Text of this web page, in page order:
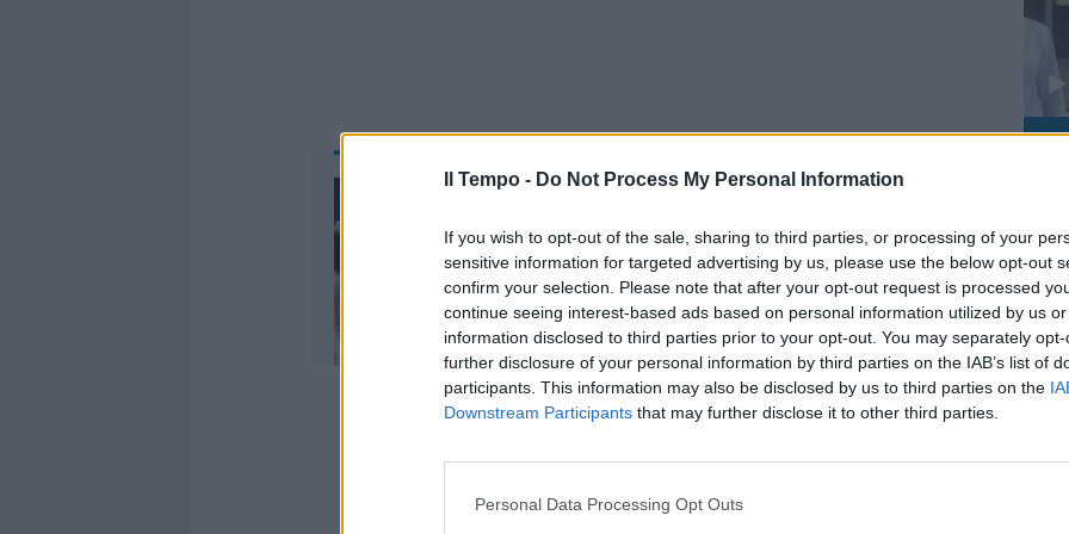
Il Tempo - Do Not Process My Personal Information
If you wish to opt-out of the sale, sharing to third parties, or processing of your
sensitive information for targeted advertising by us, please use the below opt-out
confirm your selection. Please note that after your opt-out request is processed
continue seeing interest-based ads based on personal information utilized by us
information disclosed to third parties prior to your opt-out. You may separately
further disclosure of your personal information by third parties on the IAB’s list of
participants. This information may also be disclosed by us to third parties on the
Downstream Participants that may further disclose it to other third parties.
Personal Data Processing Opt Outs
Dimarco batte Perin e
Juve esce dalla Coppa
Italia
«Raccogliendo l’invito del presidente Sergio
Rudy Giuliani a Come States?
americana